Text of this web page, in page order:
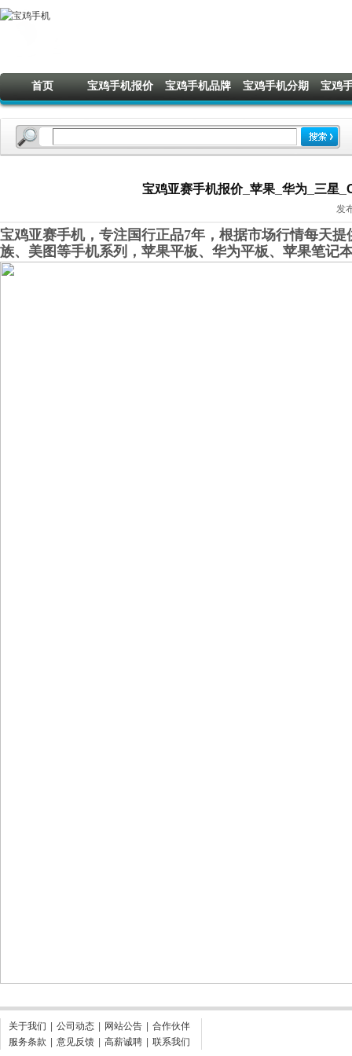
首页 宝鸡手机报价 宝鸡手机品牌 宝鸡手机分期 宝鸡
宝鸡亚赛手机报价_苹果_华为_三星
发
宝鸡亚赛手机，专注国行正品7年，根据市场行情每天
族、美图等手机系列，苹果平板、华为平板、苹果笔记
关于我们 公司动态 网站公告
合作伙伴
服务条款
意见反馈 高薪诚聘 联系我们